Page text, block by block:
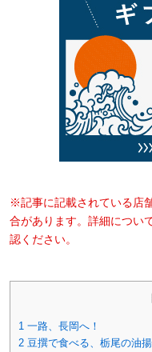
※記事に記載されている店
合があります。詳細につい
認ください。
1 一路、長岡へ！
2 豆撰で食べる、栃尾の油